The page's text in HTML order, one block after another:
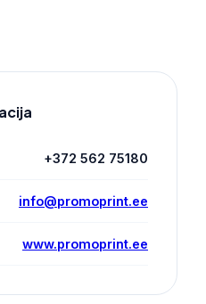
+372 562 75180
info@promoprint.ee
www.promoprint.ee